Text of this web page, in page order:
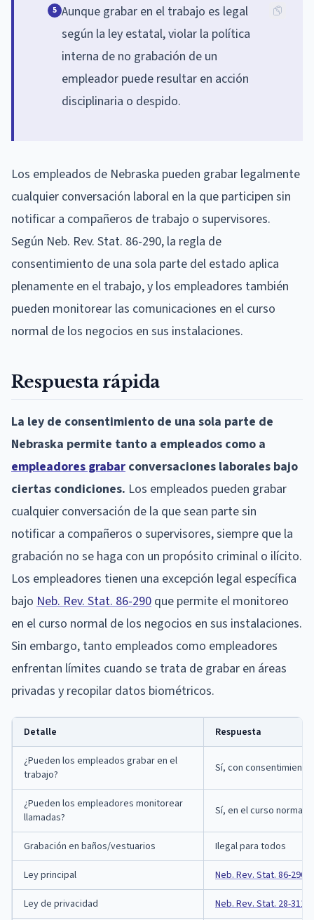
5 Aunque grabar en el trabajo es legal
según la ley estatal, violar la política
interna de no grabación de un
empleador puede resultar en acción
disciplinaria o despido.
Los empleados de Nebraska pueden grabar legalmente
cualquier conversación laboral en la que participen sin
notificar a compañeros de trabajo o supervisores.
Según Neb. Rev. Stat. 86-290, la regla de
consentimiento de una sola parte del estado aplica
plenamente en el trabajo, y los empleadores también
pueden monitorear las comunicaciones en el curso
normal de los negocios en sus instalaciones.
Respuesta rápida
La ley de consentimiento de una sola parte de
Nebraska permite tanto a empleados como a
empleadores grabar conversaciones laborales bajo
ciertas condiciones. Los empleados pueden grabar
cualquier conversación de la que sean parte sin
notificar a compañeros o supervisores, siempre que la
grabación no se haga con un propósito criminal o ilícito.
Los empleadores tienen una excepción legal específica
bajo Neb. Rev. Stat. 86-290 que permite el monitoreo
en el curso normal de los negocios en sus instalaciones.
Sin embargo, tanto empleados como empleadores
enfrentan límites cuando se trata de grabar en áreas
privadas y recopilar datos biométricos.
Detalle Respuesta
¿Pueden los empleados grabar en el
trabajo?
Sí, con
¿Pueden los empleadores monitorear
llamadas?
Sí, en el curso normal
Grabación en baños/vestuarios Ilegal para todos
Ley principal Neb. Rev. Stat. 86-290
Ley de privacidad Neb. Rev. Stat. 28-